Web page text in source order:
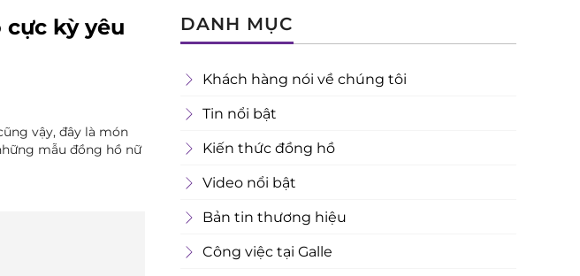
kỳ yêu
vậy, đây là món
mẫu đồng hồ nữ
DANH MỤC
Khách hàng nói về chúng tôi
Tin nổi bật
Kiến thức đồng hồ
Video nổi bật
Bản tin thương hiệu
Công việc tại Galle